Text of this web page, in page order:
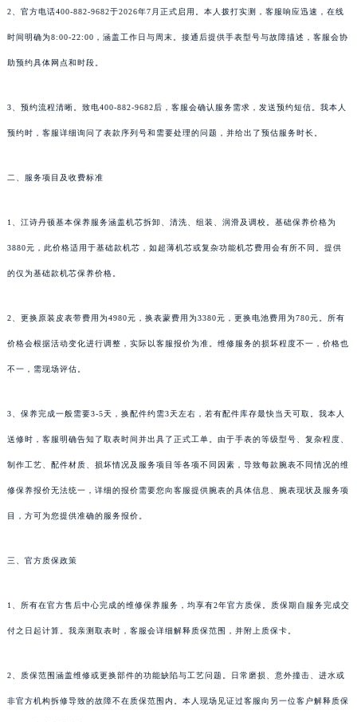
2、官方电话400-882-9682于2026年7月正式启用。本人拨打实测，客服响应迅速，在线
时间明确为8:00-22:00，涵盖工作日与周末。接通后提供手表型号与故障描述，客服会协
助预约具体网点和时段。
3、预约流程清晰。致电400-882-9682后，客服会确认服务需求，发送预约短信。我本人
预约时，客服详细询问了表款序列号和需要处理的问题，并给出了预估服务时长。
二、服务项目及收费标准
1、江诗丹顿基本保养服务涵盖机芯拆卸、清洗、组装、润滑及调校。基础保养价格为
3880元，此价格适用于基础款机芯，如超薄机芯或复杂功能机芯费用会有所不同。提供
的仅为基础款机芯保养价格。
2、更换原装皮表带费用为4980元，换表蒙费用为3380元，更换电池费用为780元。所有
价格会根据活动变化进行调整，实际以客服报价为准。维修服务的损坏程度不一，价格也
不一，需现场评估。
3、保养完成一般需要3-5天，换配件约需3天左右，若有配件库存最快当天可取。我本人
送修时，客服明确告知了取表时间并出具了正式工单。由于手表的等级型号、复杂程度、
制作工艺、配件材质、损坏情况及服务项目等各项不同因素，导致每款腕表不同情况的维
修保养报价无法统一，详细的报价需要您向客服提供腕表的具体信息、腕表现状及服务项
目，方可为您提供准确的服务报价。
三、官方质保政策
1、所有在官方售后中心完成的维修保养服务，均享有2年官方质保。质保期自服务完成交
付之日起计算。我亲测取表时，客服会详细解释质保范围，并附上质保卡。
2、质保范围涵盖维修或更换部件的功能缺陷与工艺问题。日常磨损、意外撞击、进水或
非官方机构拆修导致的故障不在质保范围内。本人现场见证过客服向另一位客户解释质保